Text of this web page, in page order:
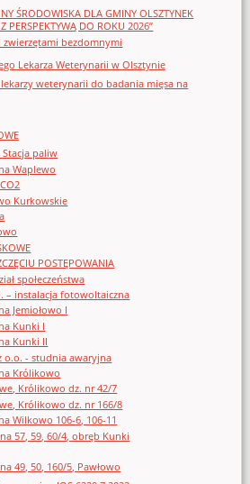
ŚRODOWISKA DLA GMINY OLSZTYNEK
PERSPEKTYWĄ DO ROKU 2026”
bezdomnymi
Lekarza Weterynarii w Olsztynie
weterynarii do badania mięsa na
paliw
Waplewo
Kurkowskie
POSTĘPOWANIA
społeczeństwa
– instalacja fotowoltaiczna
Jemiołowo I
Kunki I
Kunki II
o.o. - studnia awaryjna
Królikowo
Królikowo dz. nr 42/7
Królikowo dz. nr 166/8
Wilkowo 106-6, 106-11
57, 59, 60/4, obręb Kunki
49, 50, 160/5, Pawłowo